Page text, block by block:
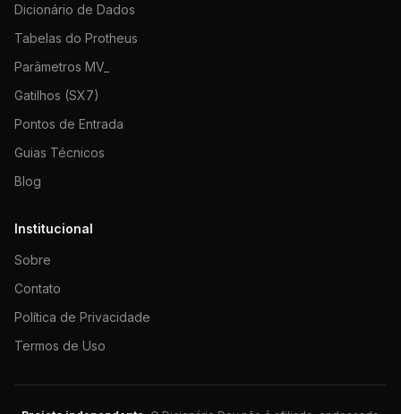
Dicionário de Dados
Tabelas do Protheus
Parâmetros MV_
Gatilhos (SX7)
Pontos de Entrada
Guias Técnicos
Blog
Institucional
Sobre
Contato
Política de Privacidade
Termos de Uso